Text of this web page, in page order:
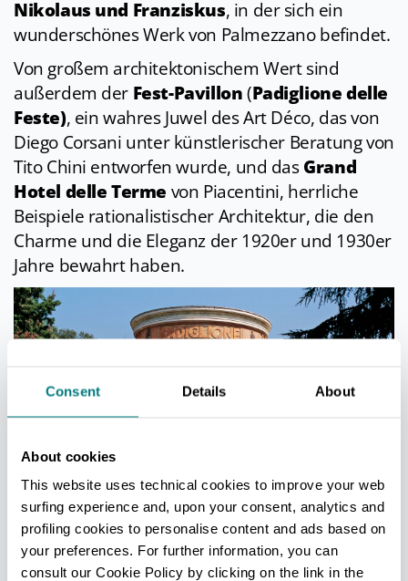
Consent Details About
About cookies
This website uses technical cookies to improve your web
surfing experience and, upon your consent, analytics and
profiling cookies to personalise content and ads based on
your preferences. For further information, you can
consult our Cookie Policy by clicking on the link in the
Nikolaus und Franziskus, in der sich ein
wunderschönes Werk von Palmezzano befindet.
Von großem architektonischem Wert sind
außerdem der Fest-Pavillon(Padiglione delle
Feste), ein wahres Juwel des Art Déco, das von
Diego Corsani unter künstlerischer Beratung von
Tito Chini entworfen wurde, und dasGrand
Hotel delle Terme von Piacentini, herrliche
Beispiele rationalistischer Architektur, die den
Charme und die Eleganz der 1920er und 1930er
Jahre bewahrt haben.
Fest-Pavillon, Castrocaro Spa